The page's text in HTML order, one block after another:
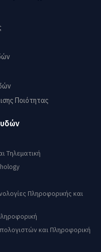
Ποιότητας
Τηλεματική
Πληροφορικής και
και Πληροφορική